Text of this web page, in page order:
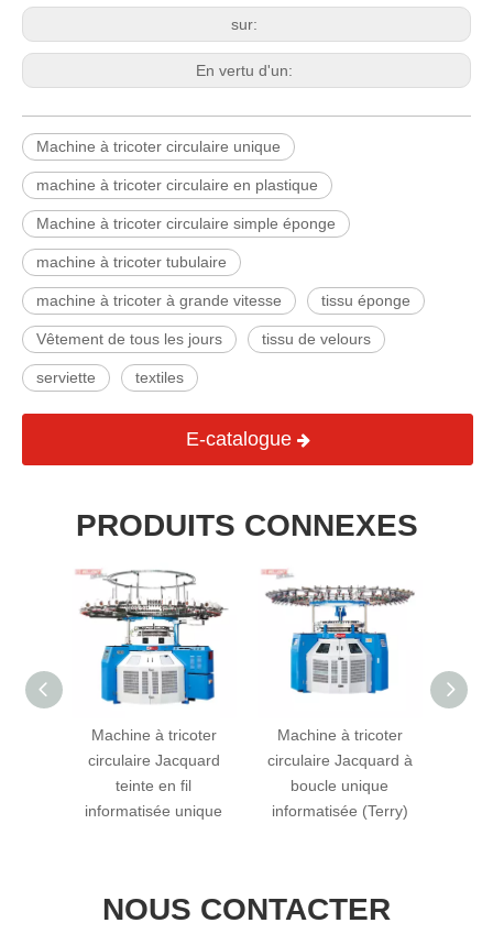
sur:
En vertu d'un:
Machine à tricoter circulaire unique
machine à tricoter circulaire en plastique
Machine à tricoter circulaire simple éponge
machine à tricoter tubulaire
machine à tricoter à grande vitesse tissu éponge
Vêtement de tous les jours tissu de velours
serviette textiles
E-catalogue
PRODUITS CONNEXES
Machine à tricoter
circulaire Jacquard
teinte en fil
informatisée unique
Machine à tricoter
circulaire Jacquard à
boucle unique
informatisée (Terry)
NOUS CONTACTER